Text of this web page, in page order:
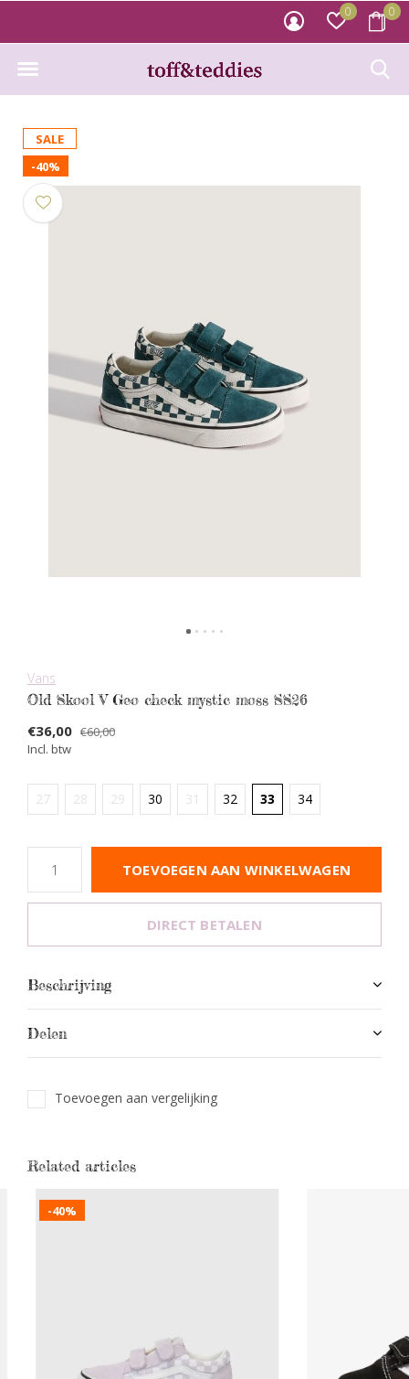
0 0
SALE
-40%
Vans
Old Skool V Geo check mystic moss SS26
€36,00 €60,00
Incl. btw
27 28 29 30 31 32 33 34
TOEVOEGEN AAN WINKELWAGEN
DIRECT BETALEN
Beschrijving
Delen
Toevoegen aan vergelijking
Related articles
-40%